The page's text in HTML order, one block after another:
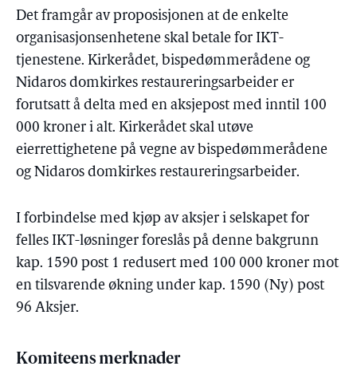
Det framgår av proposisjonen at de enkelte
organisasjonsenhetene skal betale for IKT-
tjenestene. Kirkerådet, bispedømmerådene og
Nidaros domkirkes restaureringsarbeider er
forutsatt å delta med en aksjepost med inntil 100
000 kroner i alt. Kirkerådet skal utøve
eierrettighetene på vegne av bispedømmerådene
og Nidaros domkirkes restaureringsarbeider.
I forbindelse med kjøp av aksjer i selskapet for
felles IKT-løsninger foreslås på denne bakgrunn
kap. 1590 post 1 redusert med 100 000 kroner mot
en tilsvarende økning under kap. 1590 (Ny) post
96 Aksjer.
Komiteens merknader